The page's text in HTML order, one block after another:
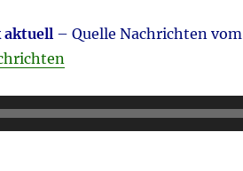
– Quelle Nachrichten vom